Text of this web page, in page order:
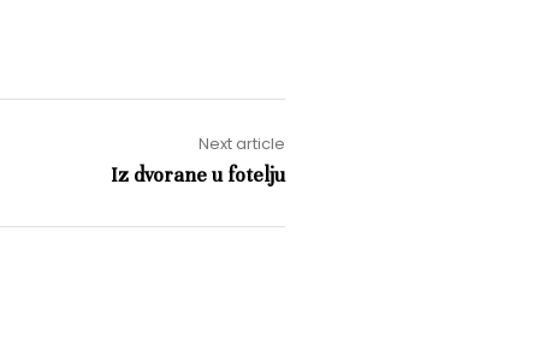
Next article
Iz dvorane u fotelju